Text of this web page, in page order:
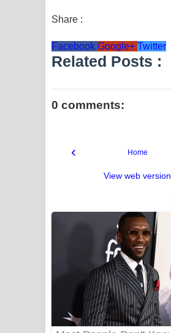
Share :
Facebook Google+ Twitter
Related Posts :
0 comments:
‹ Home
View web version